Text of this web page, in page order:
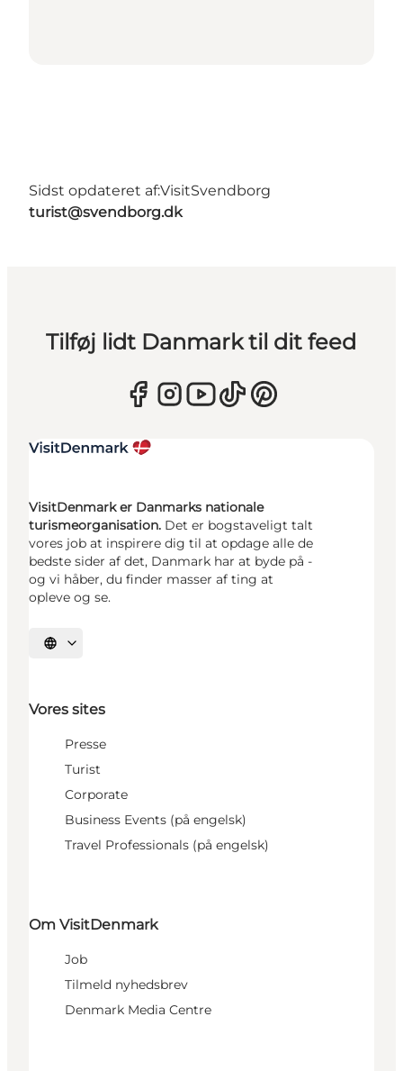
Sidst opdateret af:VisitSvendborg
turist@svendborg.dk
Tilføj lidt Danmark til dit feed
VisitDenmark er Danmarks nationale
turismeorganisation. Det er bogstaveligt talt
vores job at inspirere dig til at opdage alle de
bedste sider af det, Danmark har at byde på -
og vi håber, du finder masser af ting at
opleve og se.
Vælg sprog
Vores sites
Presse
Turist
Corporate
Business Events (på engelsk)
Travel Professionals (på engelsk)
Om VisitDenmark
Job
Tilmeld nyhedsbrev
Denmark Media Centre